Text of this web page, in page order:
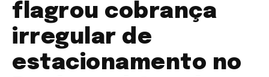
flagrou cobrança
irregular de
estacionamento no